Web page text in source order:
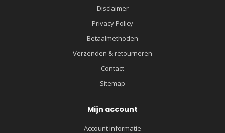
Disclaimer
Privacy Policy
Betaalmethoden
Verzenden & retourneren
Contact
Sitemap
Mijn account
Account informatie